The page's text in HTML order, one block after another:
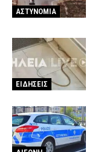
ΑΣΤΥΝΟΜΙΑ
ΕΙΔΗΣΕΙΣ